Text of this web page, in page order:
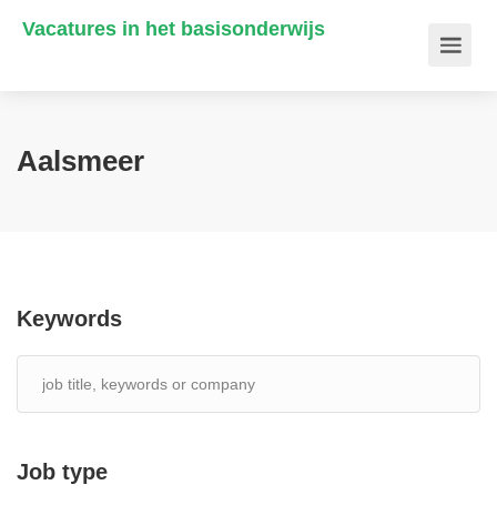
Vacatures in het basisonderwijs
Aalsmeer
Keywords
Job type